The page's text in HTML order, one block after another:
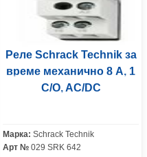
Реле Schrack Technik за
време механично 8 A, 1
C/O, AC/DC
Марка: Schrack Technik
Арт № 029 SRK 642